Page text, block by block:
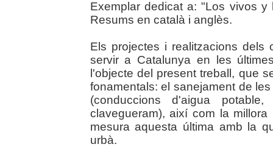
Exemplar dedicat a: "Los vivos
Resums en català i anglès.
Els projectes i realitzacions dels
servir a Catalunya en les
l'objecte del present treball, que
fonamentals: el sanejament de
(conduccions d'aigua
clavegueram), així com la
mesura aquesta última amb la
urbà.